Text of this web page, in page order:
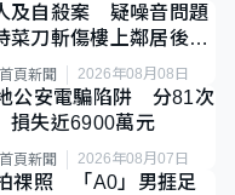
及自殺案 疑噪音問題
刀斬傷樓上鄰居後墮
首頁新聞 2026年08月08日
公安電騙陷阱 分81次
損失近6900萬元
首頁新聞 2026年08月07日
祼照 「A0」男捱足